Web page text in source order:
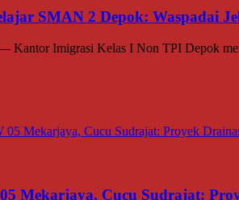
SMAN 2 Depok: Waspadai
Imigrasi Kelas I Non TPI Depok
Mekarjaya, Cucu Sudrajat: